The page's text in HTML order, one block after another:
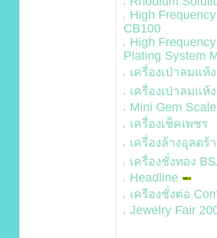
High
CB100
High
Plating System
เครื่องเป่าลมแห้
เครื่องเป่าลมแห้
Mini Gem Scale
เครื่องเช็คเพชร
เครื่องล้างอุลตร้
เครื่องชั่งทอง
Headline
เครืองชั่งต่อ
Jewelry Fair